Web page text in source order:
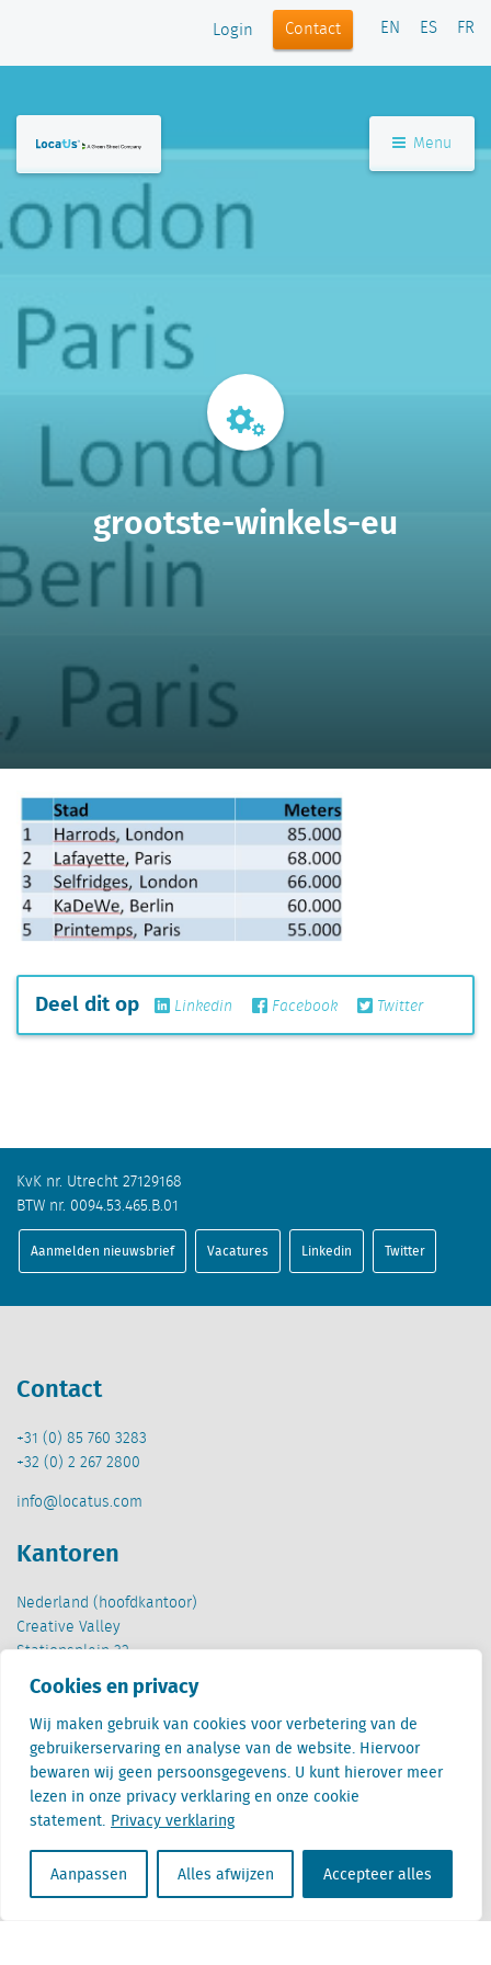
Cookies en privacy
Wij maken gebruik van cookies voor verbetering van de
gebruikerservaring en analyse van de website. Hiervoor
bewaren wij geen persoonsgegevens. U kunt hierover meer
lezen in onze privacy verklaring en onze cookie
statement. Privacy verklaring
Aanpassen Alles afwijzen Accepteer alles
Login Contact EN ES FR
Menu
grootste-winkels-eu
Deel dit op Linkedin Facebook Twitter
KvK nr. Utrecht 27129168
BTW nr. 0094.53.465.B.01
Aanmelden nieuwsbrief Vacatures Linkedin Twitter
Contact
+31 (0) 85 760 3283
+32 (0) 2 267 2800
info@locatus.com
Kantoren
Nederland (hoofdkantoor)
Creative Valley
Stationsplein 32
3511 ED Utrecht
België
Cantersteen 47
1000 Brussel